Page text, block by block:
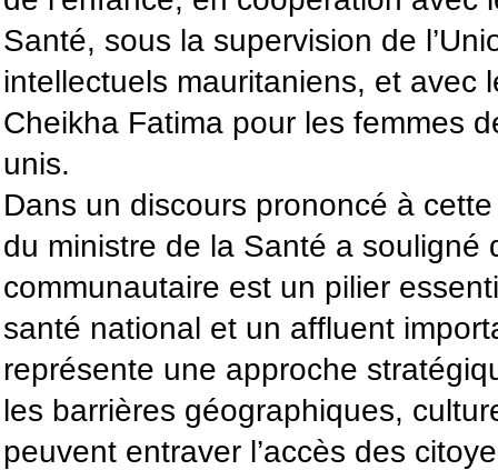
Santé, sous la supervision de
intellectuels mauritaniens, et avec
Cheikha Fatima pour les femmes
unis.
Dans un discours prononcé à
du ministre de la Santé a souligné
communautaire est un pilier
santé national et un affluent
représente une approche
les barrières géographiques,
peuvent entraver l’accès des